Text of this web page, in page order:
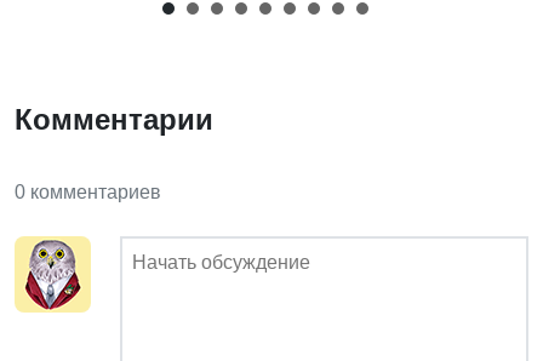
Комментарии
0 комментариев